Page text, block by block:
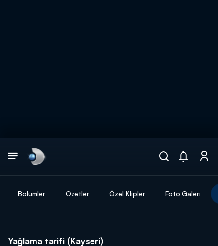
Bölümler Özetler Özel Klipler Foto Galeri
Yağlama tarifi (Kayseri)